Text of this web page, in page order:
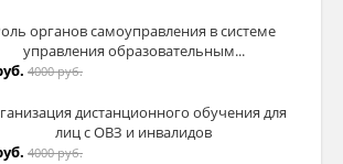
органов самоуправления в системе
управления образовательным...
4000 руб.
дистанционного обучения для
лиц с ОВЗ и инвалидов
4000 руб.